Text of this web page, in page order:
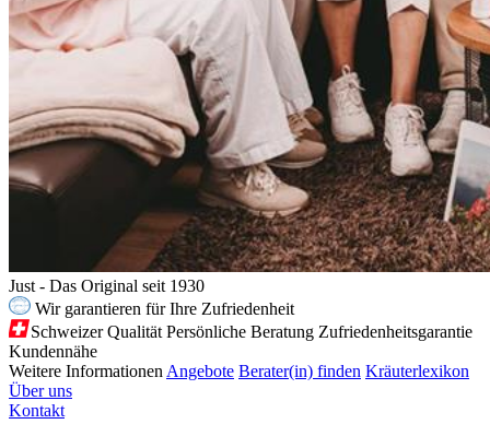
Just - Das Original seit 1930
Wir garantieren für Ihre Zufriedenheit
Schweizer Qualität Persönliche Beratung Zufriedenheitsgarantie
Kundennähe
Weitere Informationen Angebote Berater(in) finden Kräuterlexikon
Über uns
Kontakt